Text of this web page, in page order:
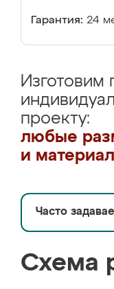
Гарантия: 24
Изготовим
проекту:
любые
и
Часто
Схема